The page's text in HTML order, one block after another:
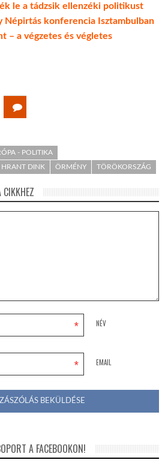
le a tádzsik ellenzéki politikust
Népirtás konferencia Isztambulban
– a végzetes és végletes
- POLITIKA
HRANT DINK ÖRMÉNY TÖRÖKORSZÁG
NÉV
*
EMAIL
*
A FACEBOOKON!